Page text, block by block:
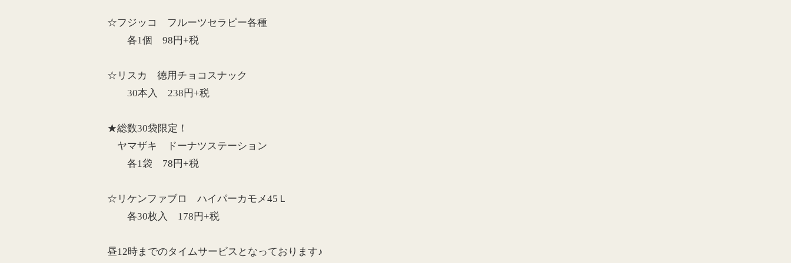
☆フジッコ フルーツセラピー各種
各1個 98円+税
☆リスカ 徳用チョコスナック
30本入 238円+税
★総数30袋限定！
ヤマザキ ドーナツステーション
各1袋 78円+税
☆リケンファブロ ハイパーカモメ45Ｌ
各30枚入 178円+税
昼12時までのタイムサービスとなっております♪